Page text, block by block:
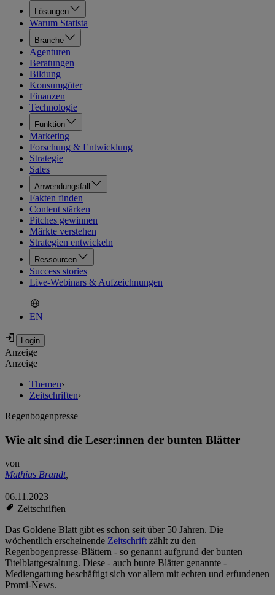
Lösungen
Warum Statista
Branche
Agenturen
Beratungen
Bildung
Konsumgüter
Finanzen
Technologie
Funktion
Marketing
Forschung & Entwicklung
Strategie
Sales
Anwendungsfall
Fakten finden
Content stärken
Pitches gewinnen
Märkte verstehen
Strategien entwickeln
Ressourcen
Success stories
Live-Webinars & Aufzeichnungen
EN
Anzeige
Anzeige
Themen›
Zeitschriften›
Regenbogenpresse
Wie alt sind die Leser:innen der bunten Blätter
von
Mathias Brandt,
06.11.2023
Zeitschriften
Das Goldene Blatt gibt es schon seit über 50 Jahren. Die
wöchentlich erscheinende Zeitschriftzählt zu den
Regenbogenpresse-Blättern - so genannt aufgrund der bunten
Titelblattgestaltung. Diese - auch bunte Blätter genannte -
Mediengattung beschäftigt sich vor allem mit echten und erfundenen
Promi-News.